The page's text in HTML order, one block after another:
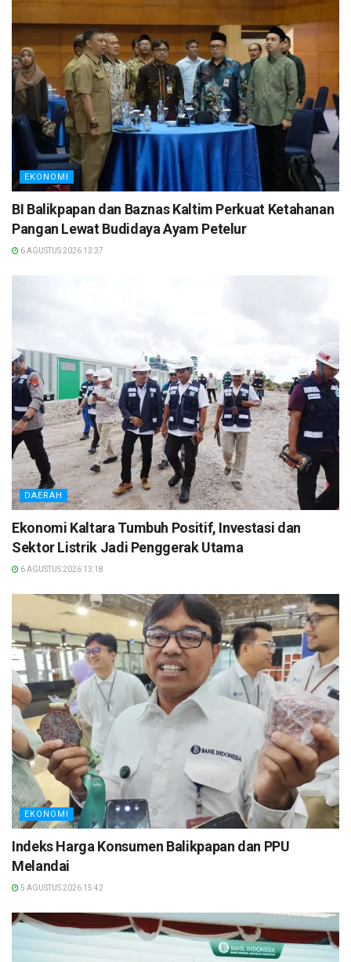
EKONOMI
BI Balikpapan dan Baznas Kaltim Perkuat Ketahanan
Pangan Lewat Budidaya Ayam Petelur
6 AGUSTUS 2026 13:37
DAERAH
Ekonomi Kaltara Tumbuh Positif, Investasi dan
Sektor Listrik Jadi Penggerak Utama
6 AGUSTUS 2026 13:18
EKONOMI
Indeks Harga Konsumen Balikpapan dan PPU
Melandai
5 AGUSTUS 2026 15:42